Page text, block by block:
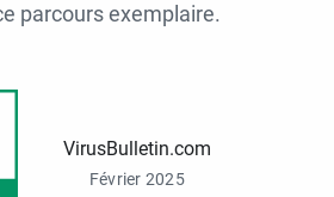
parcours exemplaire.
VirusBulletin.com
Février 2025